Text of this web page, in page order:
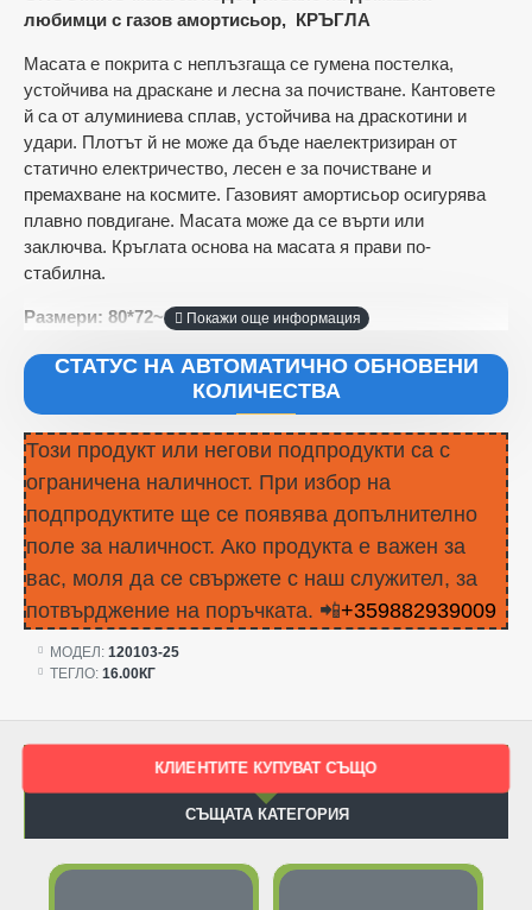
любимци с газов амортисьор, КРЪГЛА
Масата е покрита с неплъзгаща се гумена постелка,
устойчива на драскане и лесна за почистване. Кантовете
й са от алуминиева сплав, устойчива на драскотини и
удари. Плотът й не може да бъде наелектризиран от
статично електричество, лесен е за почистване и
премахване на космите. Газовият амортисьор осигурява
плавно повдигане. Масата може да се върти или
заключва. Кръглата основа на масата я прави по-
стабилна.
Размери: 80*72~97 см
СТАТУС НА АВТОМАТИЧНО ОБНОВЕНИ
КОЛИЧЕСТВА
Този продукт или негови подпродукти са с
ограничена наличност. При избор на
подпродуктите ще се появява допълнително
поле за наличност. Ако продукта е важен за
вас, моля да се свържете с наш служител, за
потвърджение на поръчката. 📲+359882939009
МОДЕЛ: 120103-25
ТЕГЛО: 16.00КГ
КЛИЕНТИТЕ КУПУВАТ СЪЩО
СЪЩАТА КАТЕГОРИЯ